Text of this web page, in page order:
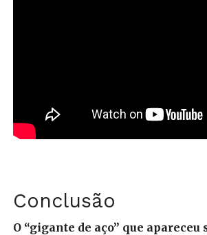
Conclusão
O “gigante de aço” que apareceu